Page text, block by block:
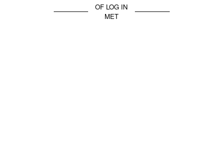
OF LOG IN
MET